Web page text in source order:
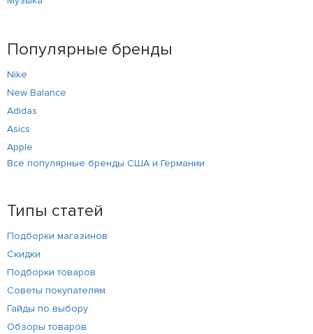
Популярные бренды
Nike
New Balance
Adidas
Asics
Apple
Все популярные бренды США и Германии
Типы статей
Подборки магазинов
Скидки
Подборки товаров
Советы покупателям
Гайды по выбору
Обзоры товаров